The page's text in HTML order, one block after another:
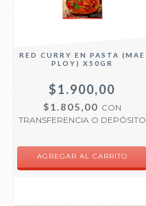
RED CURRY EN PASTA (MAE
PLOY) X50GR
$1.900,00
$1.805,00 CON
TRANSFERENCIA O DEPÓSITO